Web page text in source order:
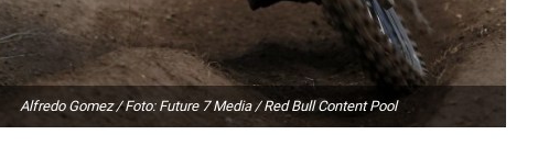
Alfredo Gomez / Foto: Future 7 Media / Red Bull Content Pool